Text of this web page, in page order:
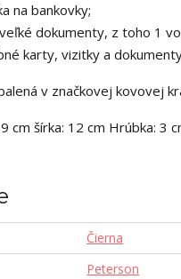
na bankovky;
dokumenty, z toho 1
karty, vizitky a
v značkovej kovovej
cm šírka: 12 cm Hrúbka: 3
Čierna
Peterson